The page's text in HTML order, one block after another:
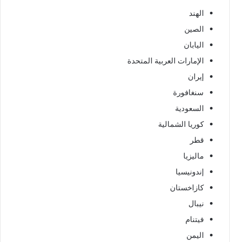
الهند
الصين
اليابان
الإمارات العربية المتحدة
إيران
سنغافورة
السعودية
كوريا الشمالية
قطر
ماليزيا
إندونيسيا
كازاخستان
نيبال
فيتنام
اليمن